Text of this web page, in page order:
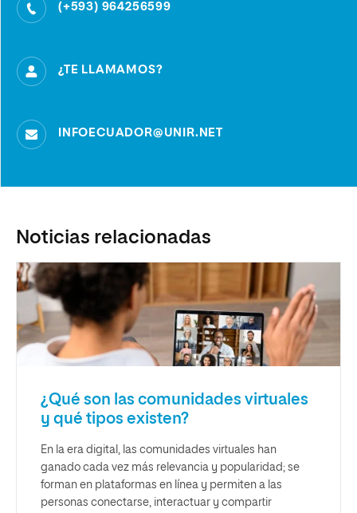
(+593) 964256599
¿TE LLAMAMOS?
INFOECUADOR@UNIR.NET
Noticias relacionadas
¿Qué son las comunidades virtuales
y qué tipos existen?
En la era digital, las comunidades virtuales han
ganado cada vez más relevancia y popularidad; se
forman en plataformas en línea y permiten a las
personas conectarse, interactuar y compartir